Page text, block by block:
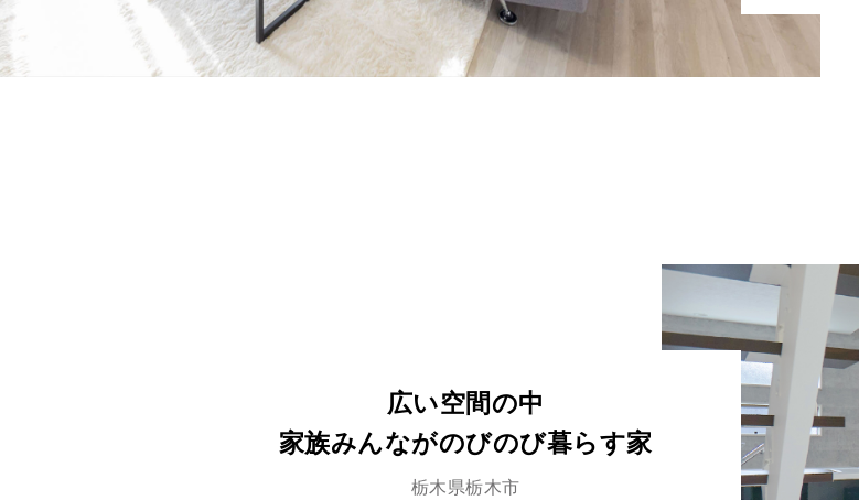
広い空間の中
家族みんながのびのび暮らす家
栃木県栃木市